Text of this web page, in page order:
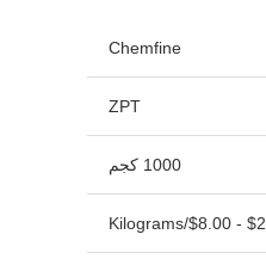
Chemfine
ZPT
1000 كجم
$2.00 -